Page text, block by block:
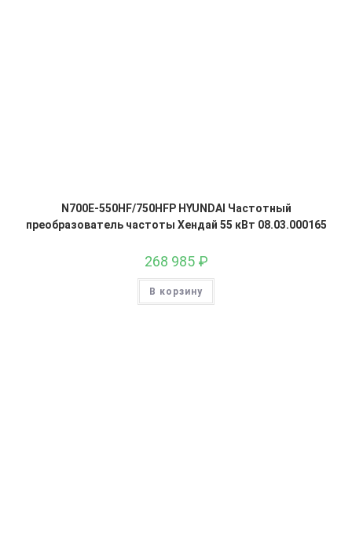
N700E-550HF/750HFP HYUNDAI Частотный
преобразователь частоты Хендай 55 кВт 08.03.000165
268 985 ₽
В корзину